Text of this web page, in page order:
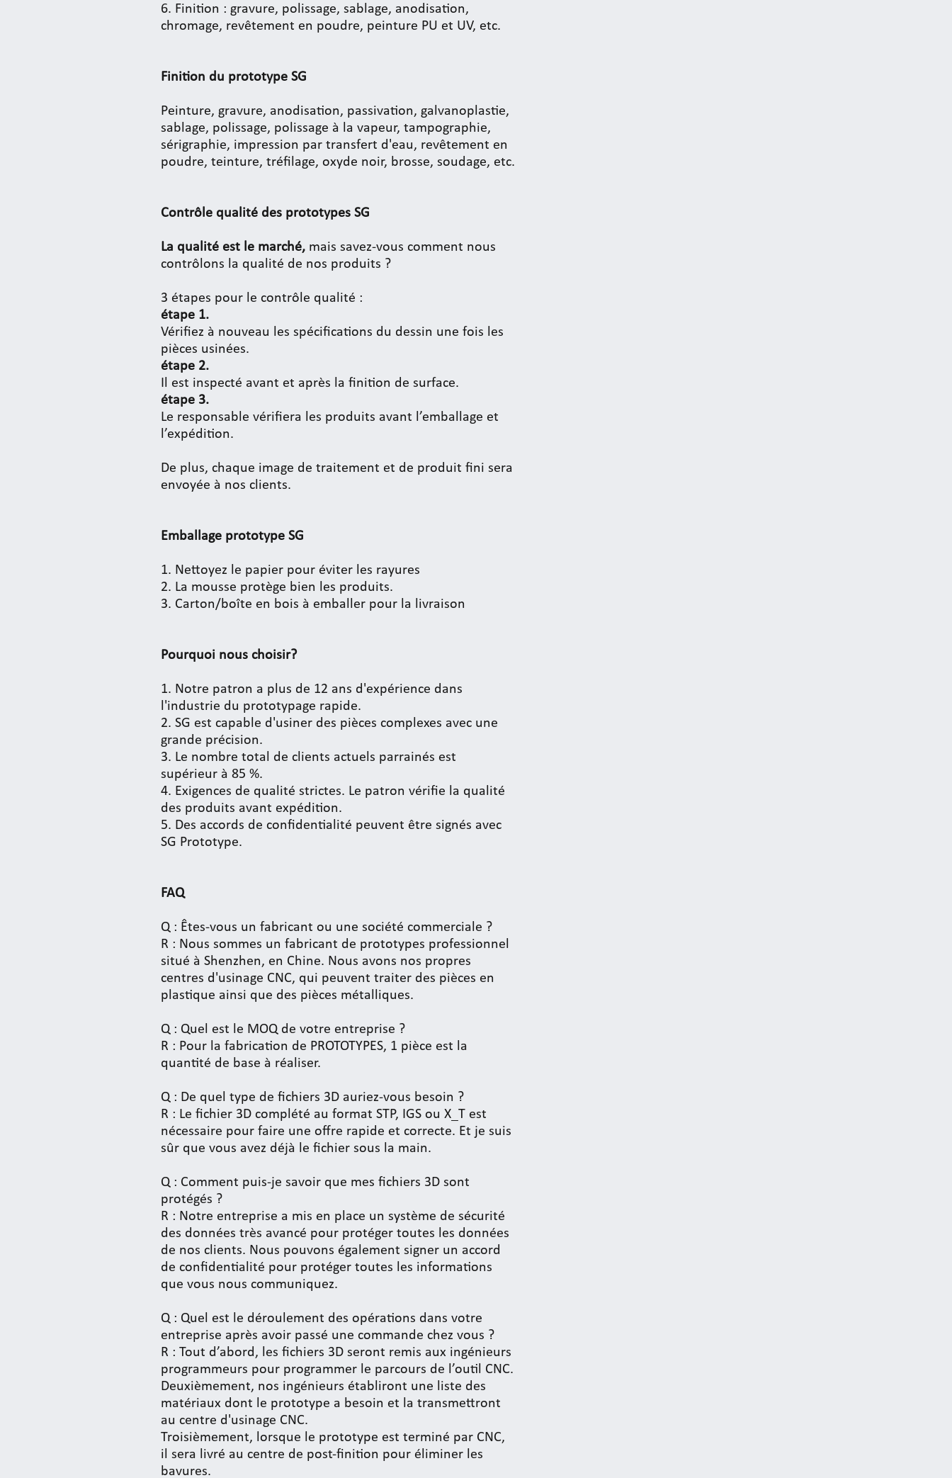
6. Finition : gravure, polissage, sablage, anodisation,
chromage, revêtement en poudre, peinture PU et UV, etc.
Finition du prototype SG
Peinture, gravure, anodisation, passivation, galvanoplastie,
sablage, polissage, polissage à la vapeur, tampographie,
sérigraphie, impression par transfert d'eau, revêtement en
poudre, teinture, tréfilage, oxyde noir, brosse, soudage, etc.
Contrôle qualité des prototypes SG
La qualité est le marché, mais savez-vous comment nous
contrôlons la qualité de nos produits ?
3 étapes pour le contrôle qualité :
étape 1.
Vérifiez à nouveau les spécifications du dessin une fois les
pièces usinées.
étape 2.
Il est inspecté avant et après la finition de surface.
étape 3.
Le responsable vérifiera les produits avant l’emballage et
l’expédition.
De plus, chaque image de traitement et de produit fini sera
envoyée à nos clients.
Emballage prototype SG
1. Nettoyez le papier pour éviter les rayures
2. La mousse protège bien les produits.
3. Carton/boîte en bois à emballer pour la livraison
Pourquoi nous choisir?
1. Notre patron a plus de 12 ans d'expérience dans
l'industrie du prototypage rapide.
2. SG est capable d'usiner des pièces complexes avec une
grande précision.
3. Le nombre total de clients actuels parrainés est
supérieur à 85 %.
4. Exigences de qualité strictes. Le patron vérifie la qualité
des produits avant expédition.
5. Des accords de confidentialité peuvent être signés avec
SG Prototype.
FAQ
Q : Êtes-vous un fabricant ou une société commerciale ?
R : Nous sommes un fabricant de prototypes professionnel
situé à Shenzhen, en Chine. Nous avons nos propres
centres d'usinage CNC, qui peuvent traiter des pièces en
plastique ainsi que des pièces métalliques.
Q : Quel est le MOQ de votre entreprise ?
R : Pour la fabrication de PROTOTYPES, 1 pièce est la
quantité de base à réaliser.
Q : De quel type de fichiers 3D auriez-vous besoin ?
R : Le fichier 3D complété au format STP, IGS ou X_T est
nécessaire pour faire une offre rapide et correcte. Et je suis
sûr que vous avez déjà le fichier sous la main.
Q : Comment puis-je savoir que mes fichiers 3D sont
protégés ?
R : Notre entreprise a mis en place un système de sécurité
des données très avancé pour protéger toutes les données
de nos clients. Nous pouvons également signer un accord
de confidentialité pour protéger toutes les informations
que vous nous communiquez.
Q : Quel est le déroulement des opérations dans votre
entreprise après avoir passé une commande chez vous ?
R : Tout d’abord, les fichiers 3D seront remis aux ingénieurs
programmeurs pour programmer le parcours de l’outil CNC.
Deuxièmement, nos ingénieurs établiront une liste des
matériaux dont le prototype a besoin et la transmettront
au centre d'usinage CNC.
Troisièmement, lorsque le prototype est terminé par CNC,
il sera livré au centre de post-finition pour éliminer les
bavures.